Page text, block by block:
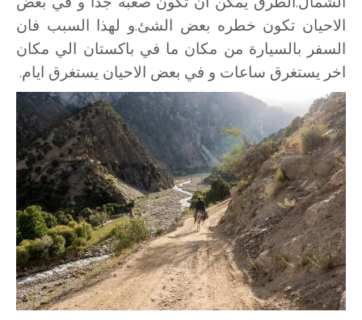
الاحيان تكون خطره بعض الشئ.و لهذا السبب فان
السفر بالسيارة من مكان ما في باكستان الي مكان
اخر يستغرق ساعات و في بعض الاحيان يستغرق ايام.